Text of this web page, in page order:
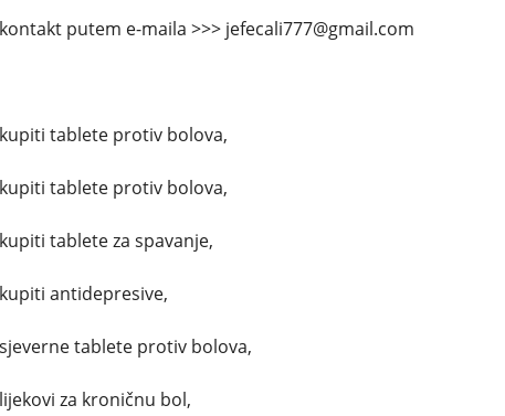
kontakt putem e-maila >>> jefecali777@gmail.com
kupiti tablete protiv bolova,
kupiti tablete protiv bolova,
kupiti tablete za spavanje,
kupiti antidepresive,
sjeverne tablete protiv bolova,
lijekovi za kroničnu bol,